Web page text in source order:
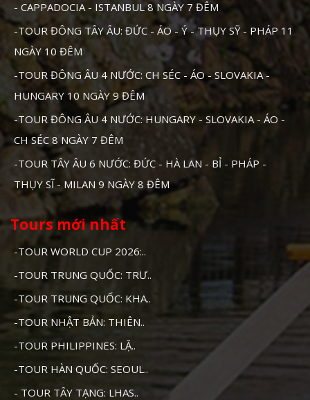
- CAPPADOCIA - ISTANBUL 8 NGÀY 7 ĐÊM
-TOUR ĐÔNG TÂY ÂU: ĐỨC - ÁO - Ý - THỤY SỸ - PHÁP 11
NGÀY 10 ĐÊM
-TOUR ĐÔNG ÂU 4 NƯỚC: CH SÉC - ÁO - SLOVAKIA -
HUNGARY 10 NGÀY 9 ĐÊM
-TOUR ĐÔNG ÂU 4 NƯỚC: HUNGARY - SLOVAKIA - ÁO -
CH SÉC 8 NGÀY 7 ĐÊM
-TOUR TÂY ÂU 6 NƯỚC: ĐỨC - HÀ LAN - BỈ - PHÁP -
THỤY SĨ - MILAN 9 NGÀY 8 ĐÊM
Tours mới nhất
-TOUR WORLD CUP 2026:..
-TOUR TRUNG QUỐC: TRƯ..
-TOUR TRUNG QUỐC: KHA..
-TOUR NHẬT BẢN: THIÊN..
-TOUR PHILIPPINES: LẶ..
-TOUR HÀN QUỐC: SEOUL..
- TOUR TÂY TẠNG: LHAS..